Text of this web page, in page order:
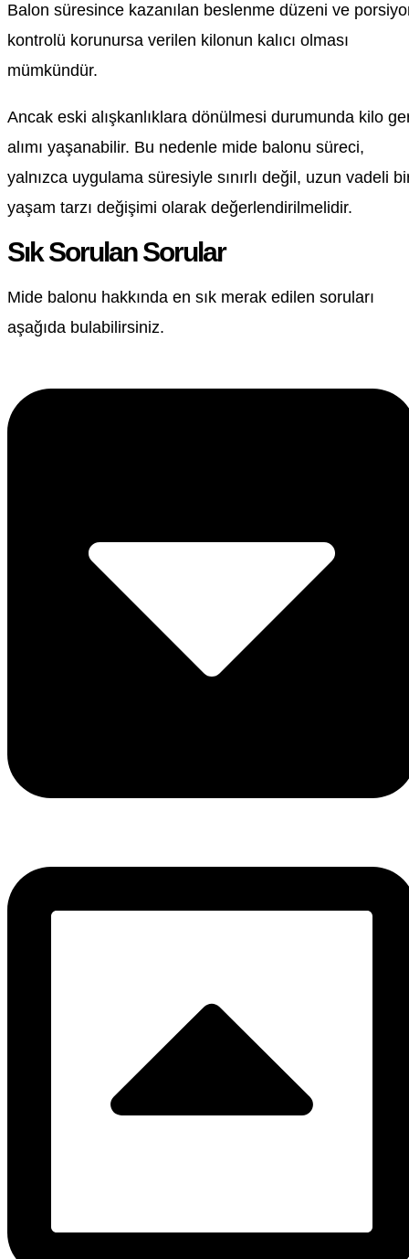
Balon süresince kazanılan beslenme düzeni ve
kontrolü korunursa verilen kilonun kalıcı olması
mümkündür.
Ancak eski alışkanlıklara dönülmesi durumunda kilo
alımı yaşanabilir. Bu nedenle mide balonu süreci,
yalnızca uygulama süresiyle sınırlı değil, uzun vadeli
yaşam tarzı değişimi olarak değerlendirilmelidir.
Sık Sorulan Sorular
Mide balonu hakkında en sık merak edilen soruları
aşağıda bulabilirsiniz.